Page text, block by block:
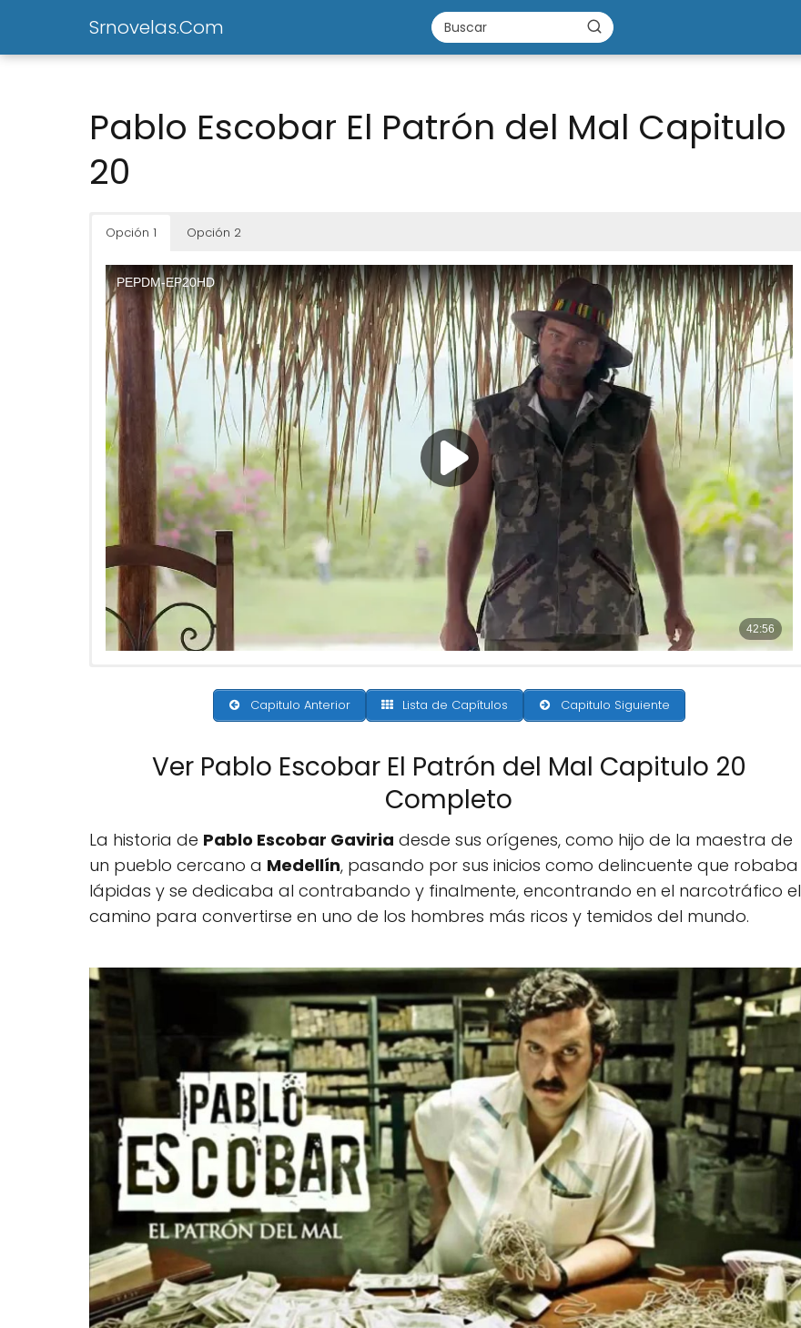
Srnovelas.Com
Pablo Escobar El Patrón del Mal Capitulo
20
Opción 1 Opción 2
Capitulo Anterior Lista de Capítulos Capitulo Siguiente
Ver Pablo Escobar El Patrón del Mal Capitulo 20
Completo
La historia de Pablo Escobar Gaviria desde sus orígenes, como hijo de la maestra de
un pueblo cercano a Medellín, pasando por sus inicios como delincuente que robaba
lápidas y se dedicaba al contrabando y finalmente, encontrando en el narcotráfico el
camino para convertirse en uno de los hombres más ricos y temidos del mundo.